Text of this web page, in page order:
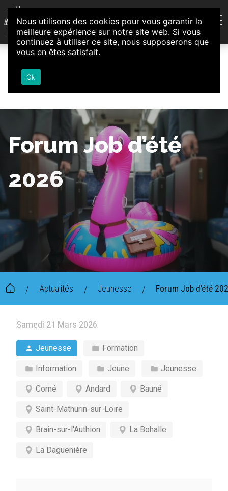
Aller au contenu
Association d'Animation et d'Initiatives Citoyennes
Loire-Authion
Forum Job d’été
2026
/ Actualités / Jeunesse / Forum Job d’été
Samedi 21 Mars 2026
Jeunesse Formation
Information Jeune Jeunesse
Corné Andard Bauné
Saint-Mathurin-sur-Loire
Brain-sur-l'Authion La Bohalle
La Daguenière
Nous utilisons des cookies pour vous garantir la
meilleure expérience sur notre site web. Si vous
continuez à utiliser ce site, nous supposerons que
vous en êtes satisfait.
Ok